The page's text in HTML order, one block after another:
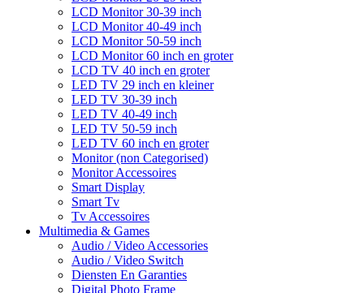
LCD Monitor 30-39 inch
LCD Monitor 40-49 inch
LCD Monitor 50-59 inch
LCD Monitor 60 inch en groter
LCD TV 40 inch en groter
LED TV 29 inch en kleiner
LED TV 30-39 inch
LED TV 40-49 inch
LED TV 50-59 inch
LED TV 60 inch en groter
Monitor (non Categorised)
Monitor Accessoires
Smart Display
Smart Tv
Tv Accessoires
Multimedia & Games
Audio / Video Accessories
Audio / Video Switch
Diensten En Garanties
Digital Photo Frame